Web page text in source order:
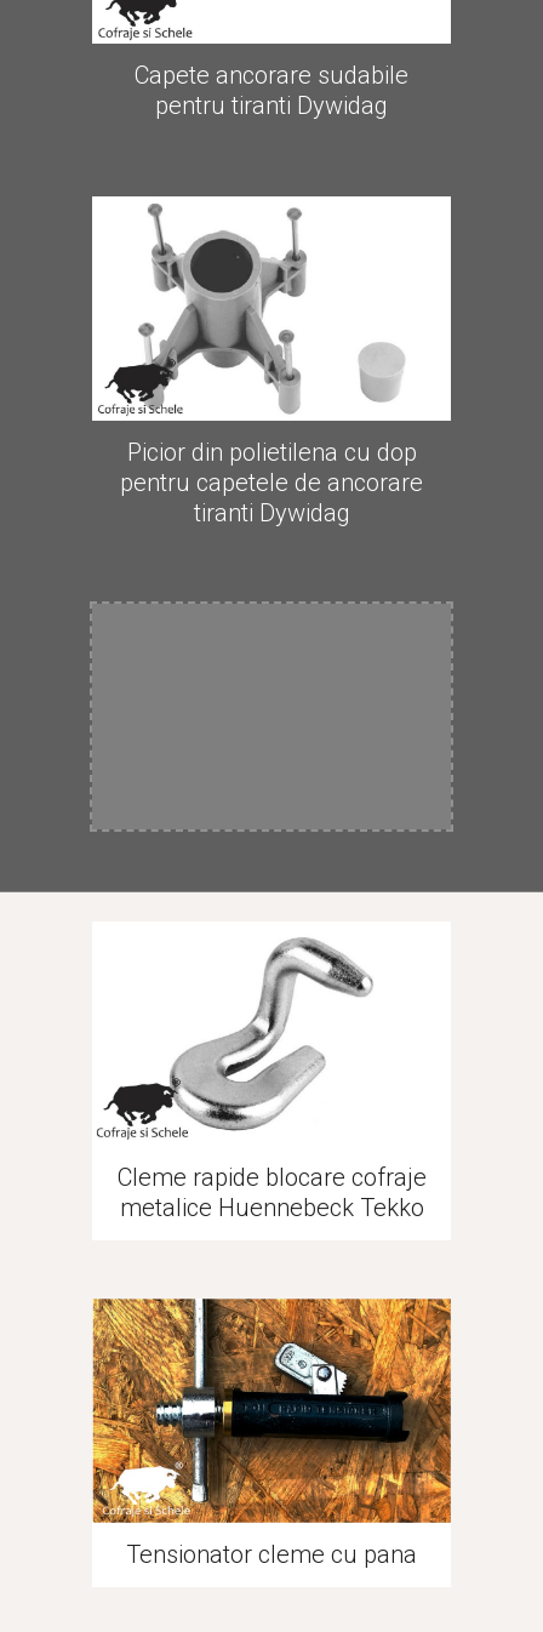
Capete ancorare sudabile
pentru tiranti Dywidag
Picior din polietilena cu dop
pentru capetele de ancorare
tiranti Dywidag
Cleme rapide blocare cofraje
metalice Huennebeck Tekko
Tensionator cleme cu pana